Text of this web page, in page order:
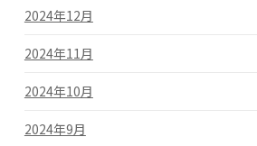
2024年12月
2024年11月
2024年10月
2024年9月